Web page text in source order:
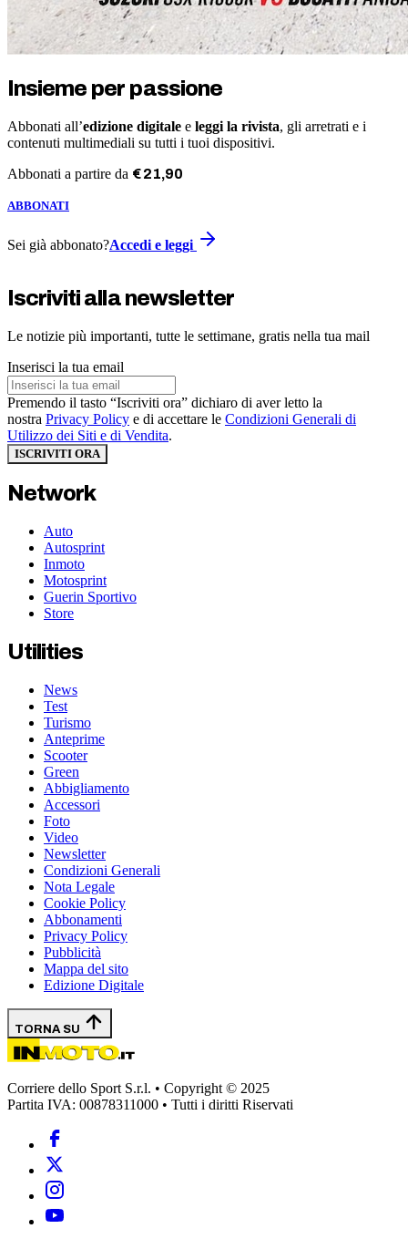
Insieme per passione
Abbonati all’edizione digitale e leggi la rivista, gli arretrati e i
contenuti multimediali su tutti i tuoi dispositivi.
Abbonati a partire da €21,90
ABBONATI
Sei già abbonato?Accedi e leggi
Iscriviti alla newsletter
Le notizie più importanti, tutte le settimane, gratis nella tua mail
Inserisci la tua email
Premendo il tasto “Iscriviti ora” dichiaro di aver letto la
nostra Privacy Policy e di accettare le Condizioni Generali di
Utilizzo dei Siti e di Vendita.
ISCRIVITI ORA
Network
Auto
Autosprint
Inmoto
Motosprint
Guerin Sportivo
Store
Utilities
News
Test
Turismo
Anteprime
Scooter
Green
Abbigliamento
Accessori
Foto
Video
Newsletter
Condizioni Generali
Nota Legale
Cookie Policy
Abbonamenti
Privacy Policy
Pubblicità
Mappa del sito
Edizione Digitale
TORNA SU
Corriere dello Sport S.r.l. • Copyright © 2025
Partita IVA: 00878311000 • Tutti i diritti Riservati